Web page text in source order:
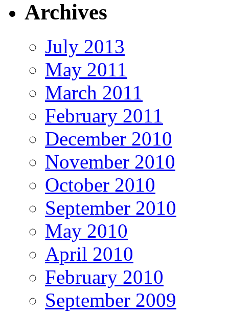
Archives
July 2013
May 2011
March 2011
February 2011
December 2010
November 2010
October 2010
September 2010
May 2010
April 2010
February 2010
September 2009